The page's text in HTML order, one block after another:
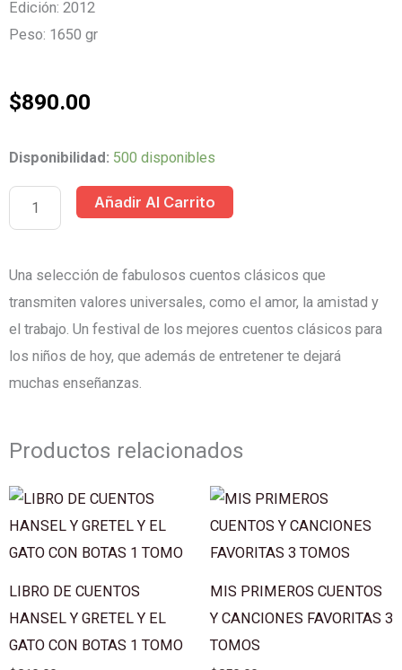
Edición: 2012
Peso: 1650 gr
$890.00
Disponibilidad: 500 disponibles
CUENTOS
CLASICOS
PARA
Añadir Al Carrito
Una selección de fabulosos cuentos clásicos que
transmiten valores universales, como el amor, la amistad y
el trabajo. Un festival de los mejores cuentos clásicos para
los niños de hoy, que además de entretener te dejará
muchas enseñanzas.
Productos relacionados
LIBRO DE CUENTOS
HANSEL Y GRETEL Y EL
GATO CON BOTAS 1 TOMO
MIS PRIMEROS CUENTOS
Y CANCIONES FAVORITAS 3
TOMOS